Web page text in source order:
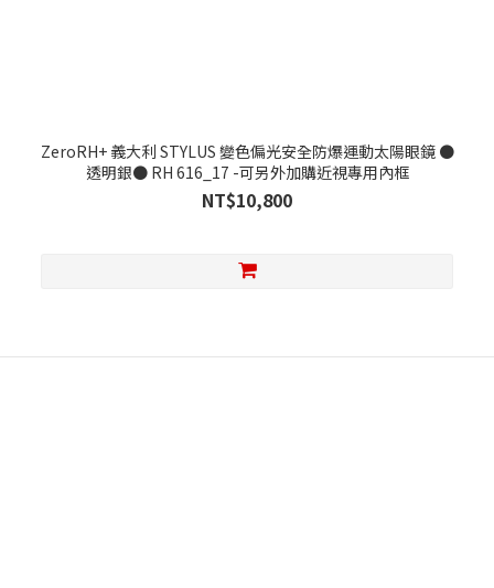
ZeroRH+ 義大利 STYLUS 變色偏光安全防爆運動太陽眼鏡 ●
透明銀● RH 616_17 -可另外加購近視專用內框
NT$10,800